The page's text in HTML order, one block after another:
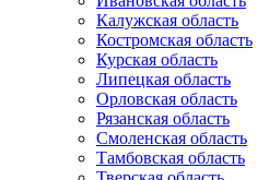
Калужская область
Костромская область
Курская область
Липецкая область
Орловская область
Рязанская область
Смоленская область
Тамбовская область